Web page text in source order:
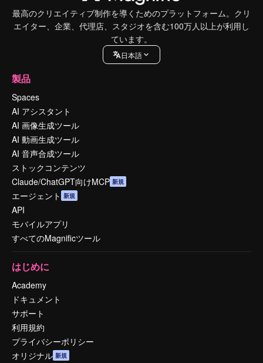
最高のクリエイティブ制作を導くためのプラットフォーム。クリ
エイター、企業、代理店、スタジオを含む100万人以上が利用し
ています。
日本語
製品
Spaces
AI アシスタント
AI 画像生成ツール
AI 動画生成ツール
AI 音声合成ツール
ストックコンテンツ
Claude/ChatGPT向けMCP 新規
エージェント 新規
API
モバイルアプリ
すべてのMagnificツール
はじめに
Academy
ドキュメント
サポート
利用規約
プライバシーポリシー
オリジナル 新規